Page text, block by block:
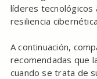
líderes tecnológicos
resiliencia
A continuación,
recomendadas que
cuando se trata de